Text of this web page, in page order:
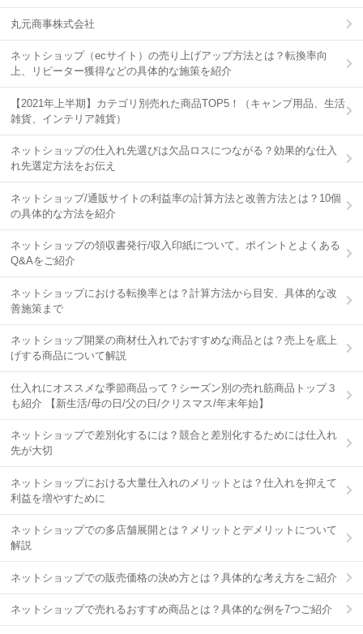
丸元商事株式会社
ネットショップ（ecサイト）の売り上げアップ方法とは？転換率向
上、リピーター獲得などの具体的な施策を紹介
【2021年上半期】カテゴリ別売れた商品TOP5！（キャンプ用品、生活
雑貨、インテリア雑貨）
ネットショップの仕入れ先選びは欠品ロスにつながる？効果的な仕入
れ先選定方法をお伝え
ネットショップ/通販サイトの利益率の計算方法と改善方法とは？10個
の具体的な方法を紹介
ネットショップの領収書発行/収入印紙について。ポイントとよくある
Q&Aをご紹介
ネットショップにおける転換率とは？計算方法から目安、具体的な改
善施策まで
ネットショップ開業の商材仕入れでおすすめな商品とは？売上を底上
げする商品について解説
仕入れにオススメな季節商品って？シーズン別の売れ筋商品トップ３
も紹介 【新生活/母の日/父の日/クリスマス/年末年始】
ネットショップで差別化するには？競合と差別化するためには仕入れ
先が大切
ネットショップにおける大量仕入れのメリットとは？仕入れを抑えて
利益を増やすために
ネットショップでの多店舗展開とは？メリットとデメリットについて
解説
ネットショップでの販売価格の決め方とは？具体的な考え方をご紹介
ネットショップで売れるおすすめ商品とは？具体的な例を7つご紹介